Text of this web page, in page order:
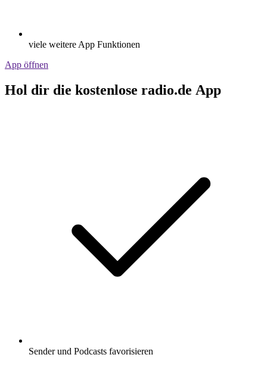
viele weitere App Funktionen
App öffnen
Hol dir die kostenlose radio.de App
Sender und Podcasts favorisieren